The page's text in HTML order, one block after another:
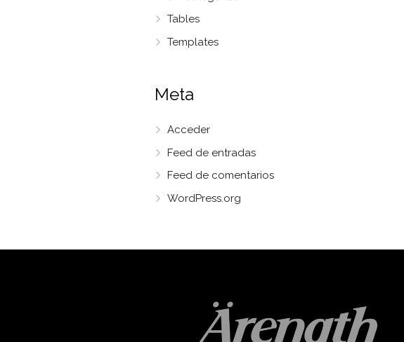
Tables
Templates
Meta
Acceder
Feed de entradas
Feed de comentarios
WordPress.org